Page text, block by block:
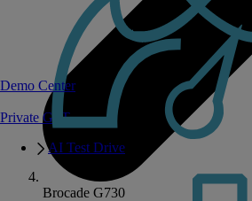
Private GPT
AI Test Drive
Demo Center
Brocade G730